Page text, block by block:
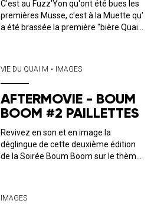
C'est au Fuzz'Yon qu'ont été bues les
premières Musse, c'est à la Muette qu'
a été brassée la première "bière Quai
VIE DU QUAI M • IMAGES
AFTERMOVIE - BOUM
BOOM #2 PAILLETTES
Revivez en son et en image la
déglingue de cette deuxième édition
de la Soirée Boum Boom sur le thème
IMAGES